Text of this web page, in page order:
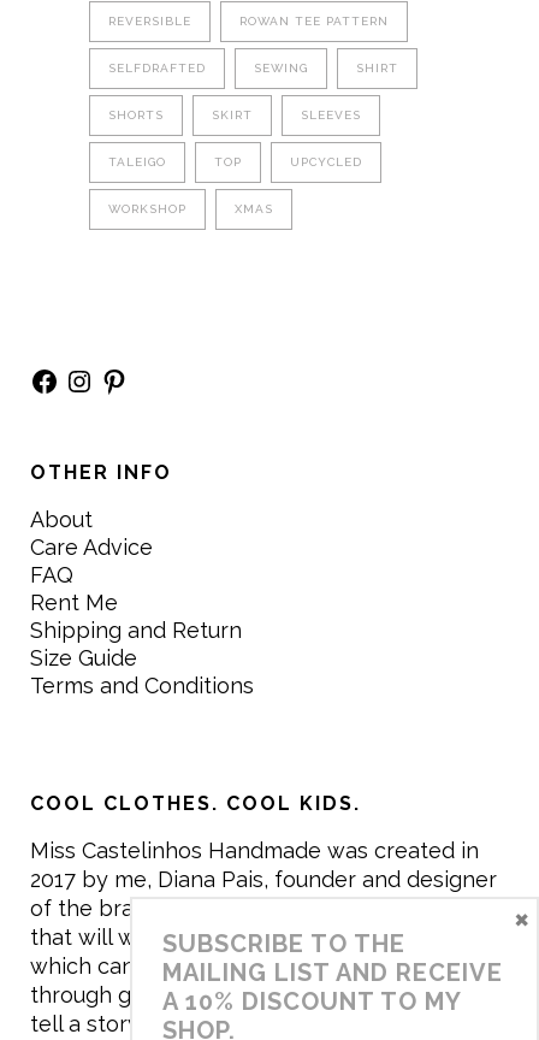
REVERSIBLE ROWAN TEE PATTERN
SELFDRAFTED SEWING SHIRT
SHORTS SKIRT SLEEVES
TALEIGO TOP UPCYCLED
WORKSHOP XMAS
Facebook
Instagram
Pinterest
OTHER INFO
About
Care Advice
FAQ
Rent Me
Shipping and Return
Size Guide
Terms and Conditions
COOL CLOTHES. COOL KIDS.
Miss Castelinhos Handmade was created in
2017 by me, Diana Pais, founder and designer
of the brand. My mission is to create clothing
that will withstand the daily life of children,
which can be inherited and carry memories
through generations. I believe that if clothes
tell a story, it will be harder to throw it away…
SUBSCRIBE TO THE
MAILING LIST AND RECEIVE
A 10% DISCOUNT TO MY
SHOP.
×